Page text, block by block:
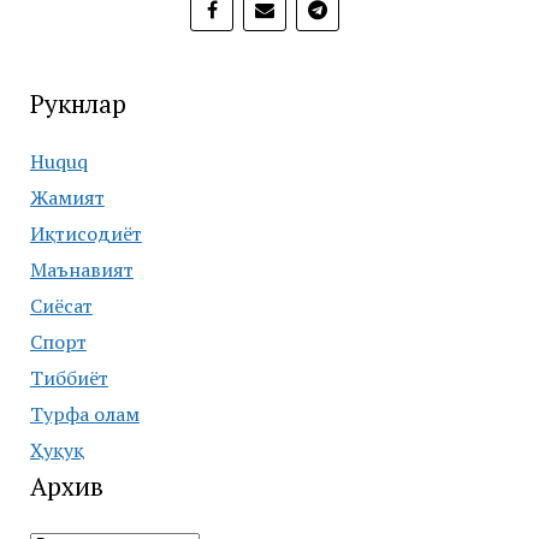
Рукнлар
Huquq
Жамият
Иқтисодиёт
Маънавият
Сиёсат
Спорт
Тиббиёт
Турфа олам
Ҳуқуқ
Архив